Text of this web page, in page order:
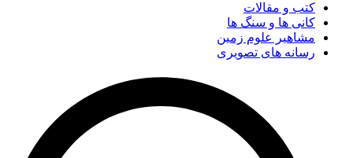
کتب و مقالات
کانی ها و سنگ ها
مشاهیر علوم زمین
رسانه های تصویری